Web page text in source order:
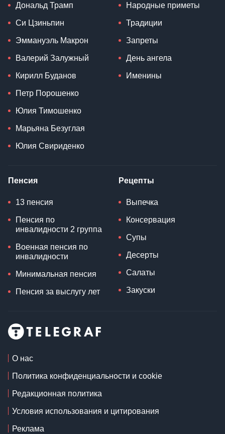
Дональд Трамп
Си Цзиньпин
Эммануэль Макрон
Валерий Залужный
Кирилл Буданов
Петр Порошенко
Юлия Тимошенко
Марьяна Безуглая
Юлия Свириденко
Народные приметы
Традиции
Запреты
День ангела
Именины
Пенсия
13 пенсия
Пенсия по
инвалидности 2 группа
Военная пенсия по
инвалидности
Минимальная пенсия
Пенсия за выслугу лет
Рецепты
Выпечка
Консервация
Супы
Десерты
Салаты
Закуски
О нас
Политика конфиденциальности и cookie
Редакционная политика
Условия использования и цитирования
Реклама